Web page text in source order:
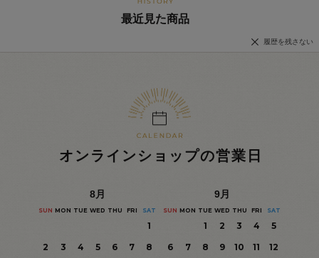
最近見た商品
履歴を残さない
オンラインショップの営業日
8月
SUN MON TUE WED THU FRI SAT
1
2
3 4 5 6 7
8
9月
SUN MON TUE WED THU FRI SAT
1 2 3 4
5
6
7 8 9 10 11
12